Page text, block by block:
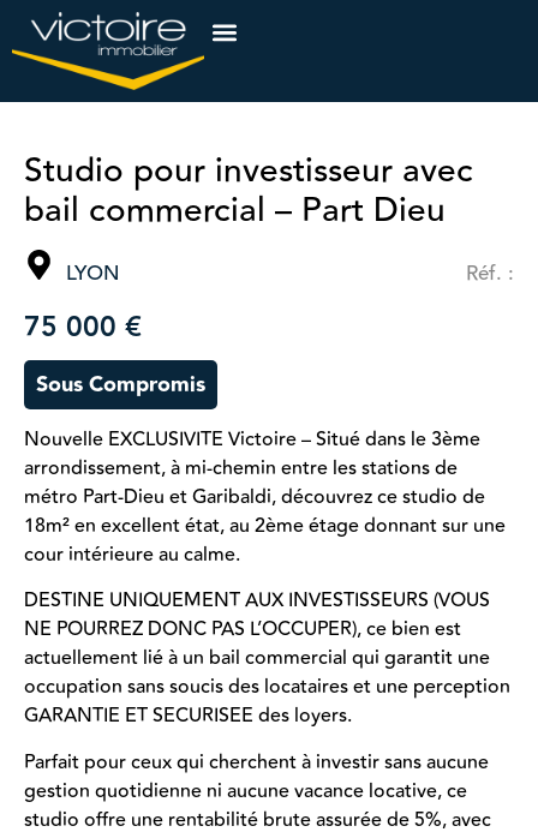
Studio pour investisseur avec
bail commercial – Part Dieu
LYON Réf. :
75 000 €
Sous Compromis
Nouvelle EXCLUSIVITE Victoire – Situé dans le 3ème
arrondissement, à mi-chemin entre les stations de
métro Part-Dieu et Garibaldi, découvrez ce studio de
18m² en excellent état, au 2ème étage donnant sur une
cour intérieure au calme.
DESTINE UNIQUEMENT AUX INVESTISSEURS (VOUS
NE POURREZ DONC PAS L’OCCUPER), ce bien est
actuellement lié à un bail commercial qui garantit une
occupation sans soucis des locataires et une perception
GARANTIE ET SECURISEE des loyers.
Parfait pour ceux qui cherchent à investir sans aucune
gestion quotidienne ni aucune vacance locative, ce
studio offre une rentabilité brute assurée de 5%, avec